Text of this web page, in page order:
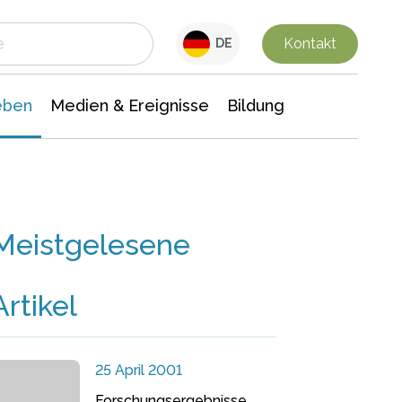
DE Kontakt
Medien & Ereignisse Bildung
25 April 2001